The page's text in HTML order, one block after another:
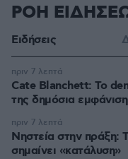
ΡΟΗ
Ειδήσεις
Cate Blanchett: Το
της δημόσια εμφάνιση
πριν 7 λεπτά
Νηστεία στην πράξη:
σημαίνει «κατάλυση»
πριν 7 λεπτά